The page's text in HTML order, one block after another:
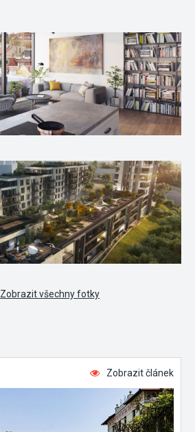
Zobrazit všechny fotky
Zobrazit článek